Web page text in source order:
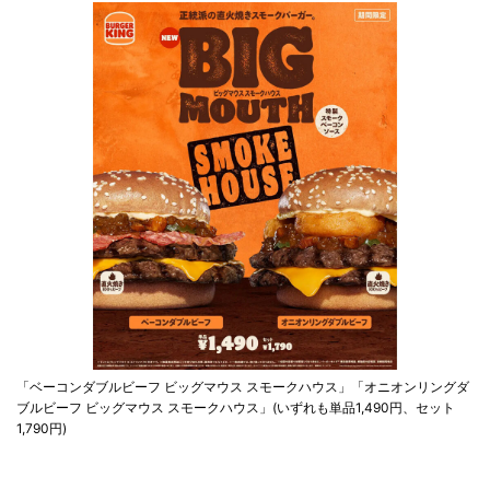
「ベーコンダブルビーフ ビッグマウス スモークハウス」「オニオンリングダ
ブルビーフ ビッグマウス スモークハウス」(いずれも単品1,490円、セット
1,790円)